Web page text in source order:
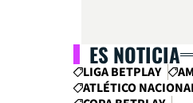
ES NOTICIA
LIGA BETPLAY
ATLÉTICO